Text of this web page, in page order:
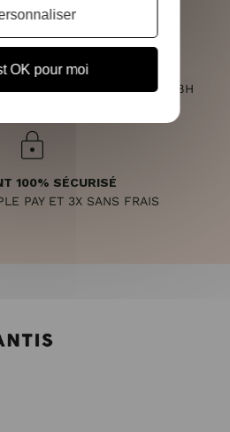
CLIENT
AU SAMEDI DE 10H À 18H
100% SÉCURISÉ
PAY ET 3X SANS FRAIS
OK pour moi